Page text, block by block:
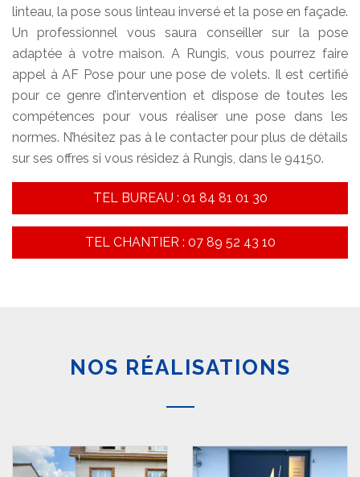
linteau, la pose sous linteau inversé et la pose en façade.
Un professionnel vous saura conseiller sur la pose
adaptée à votre maison. A Rungis, vous pourrez faire
appel à AF Pose pour une pose de volets. Il est certifié
pour ce genre d’intervention et dispose de toutes les
compétences pour vous réaliser une pose dans les
normes. N’hésitez pas à le contacter pour plus de détails
sur ses offres si vous résidez à Rungis, dans le 94150.
TEL BUREAU : 01 84 81 01 30
TEL CHANTIER : 07 89 52 43 10
NOS RÉALISATIONS